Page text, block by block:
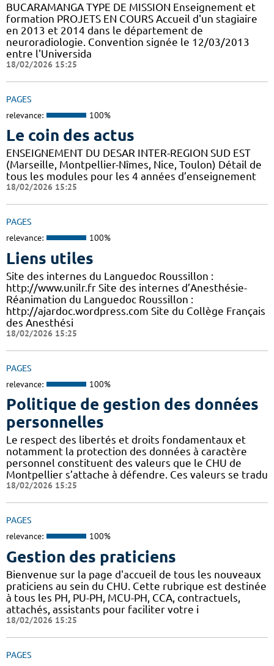
BUCARAMANGA TYPE DE MISSION Enseignement et
formation PROJETS EN COURS Accueil d'un stagiaire
en 2013 et 2014 dans le département de
neuroradiologie. Convention signée le 12/03/2013
entre l'Universida
18/02/2026 15:25
PAGES
relevance: 100%
Le coin des actus
ENSEIGNEMENT DU DESAR INTER-REGION SUD EST
(Marseille, Montpellier-Nîmes, Nice, Toulon) Détail de
tous les modules pour les 4 années d’enseignement
18/02/2026 15:25
PAGES
relevance: 100%
Liens utiles
Site des internes du Languedoc Roussillon :
http://www.unilr.fr Site des internes d’Anesthésie-
Réanimation du Languedoc Roussillon :
http://ajardoc.wordpress.com Site du Collège Français
des Anesthési
18/02/2026 15:25
PAGES
relevance: 100%
Politique de gestion des données
personnelles
Le respect des libertés et droits fondamentaux et
notamment la protection des données à caractère
personnel constituent des valeurs que le CHU de
Montpellier s’attache à défendre. Ces valeurs se tradu
18/02/2026 15:25
PAGES
relevance: 100%
Gestion des praticiens
Bienvenue sur la page d'accueil de tous les nouveaux
praticiens au sein du CHU. Cette rubrique est destinée
à tous les PH, PU-PH, MCU-PH, CCA, contractuels,
attachés, assistants pour faciliter votre i
18/02/2026 15:25
PAGES